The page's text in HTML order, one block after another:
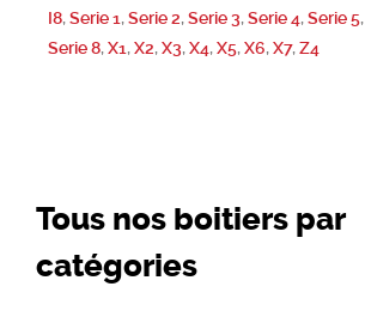
I8,Serie 1,Serie 2,Serie 3,Serie 4,Serie 5,
Serie 8,X1,X2,X3,X4,X5,X6,X7,Z4
Tous nos boitiers par
catégories